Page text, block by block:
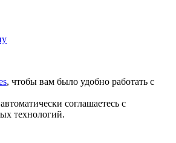
, чтобы вам было удобно работать с
соглашаетесь с
технологий.